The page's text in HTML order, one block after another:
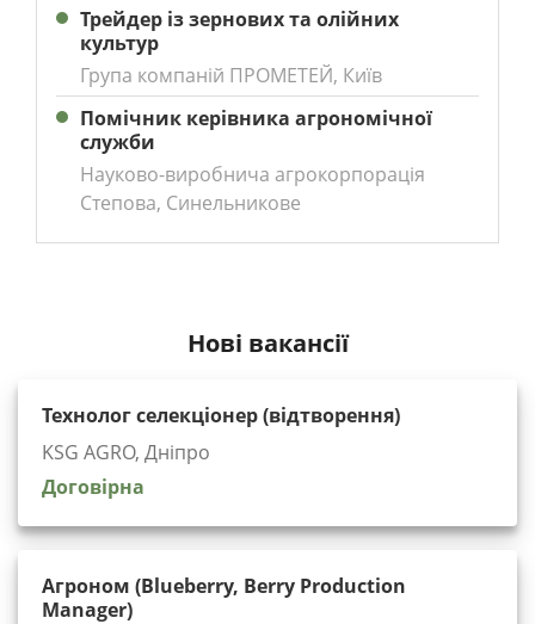
Трейдер із зернових та олійних
культур
Група компаній ПРОМЕТЕЙ, Київ
Помічник керівника агрономічної
служби
Науково-виробнича агрокорпорація
Степова, Синельникове
Нові вакансії
Технолог селекціонер (відтворення)
KSG AGRO, Дніпро
Договірна
Агроном (Blueberry, Berry Production
Manager)